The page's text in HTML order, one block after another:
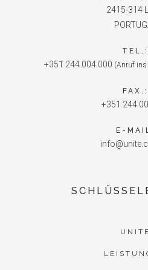
2415-314
TEL.:
+351 244 004 000 (Anruf ins
FAX.:
+351 244
E-
UNITE